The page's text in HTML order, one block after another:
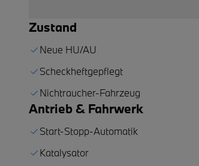
Zustand
Neue HU/AU
Scheckheftgepflegt
Nichtraucher-Fahrzeug
Antrieb & Fahrwerk
Start-Stopp-Automatik
Katalysator